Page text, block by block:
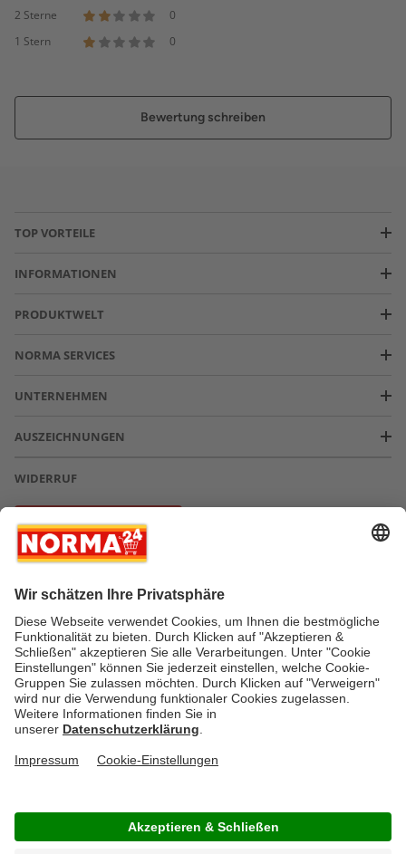
2 Sterne
0
1 Stern
0
Bewertung schreiben
TOP VORTEILE
INFORMATIONEN
PRODUKTWELT
NORMA SERVICES
UNTERNEHMEN
AUSZEICHNUNGEN
WIDERRUF
Vertrag widerrufen
* Greifen Sie schnell zu! Alle angegebenen Preise in Euro und inklusive der
gesetzlichen Mehrwertsteuer. Irrtümer durch Schreib-, Programmier- und
AGB
Verantwortung / CSR Newsletter
Rücksendung
Copyright © by NORMA24 Online-Shop GmbH & Co. KG